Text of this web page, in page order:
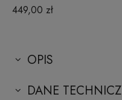
449,00 zł
OPIS
DANE